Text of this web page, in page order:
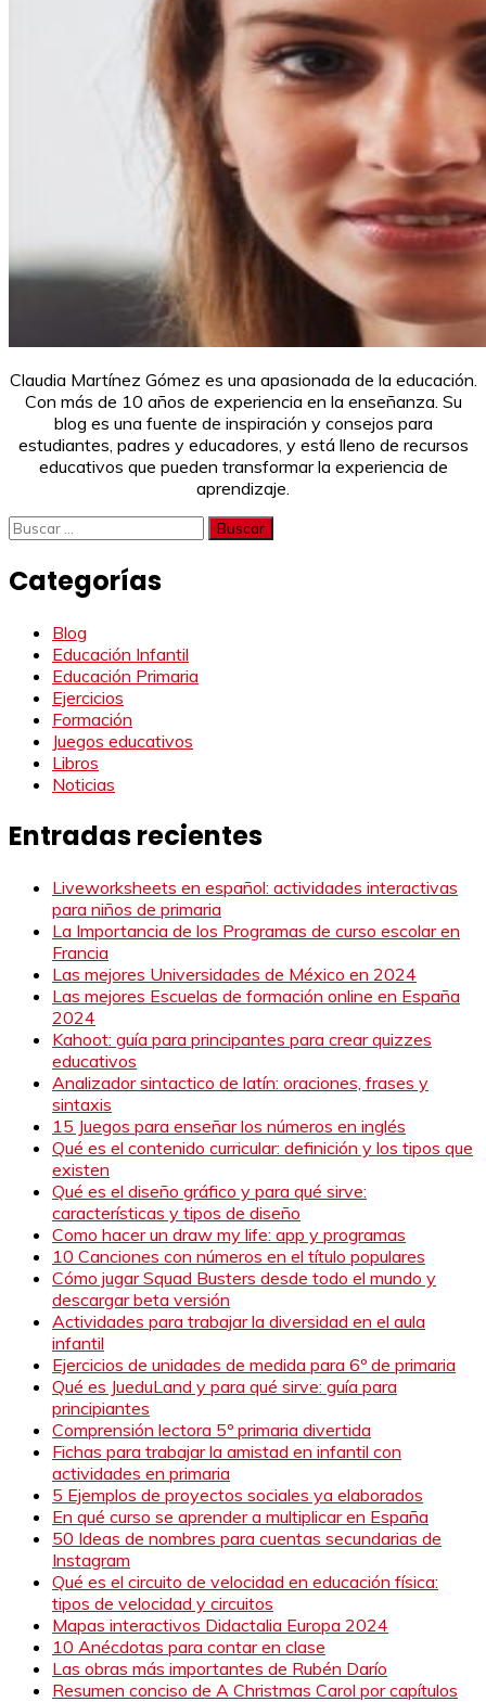
Claudia Martínez Gómez es una apasionada de la educación.
Con más de 10 años de experiencia en la enseñanza. Su
blog es una fuente de inspiración y consejos para
estudiantes, padres y educadores, y está lleno de recursos
educativos que pueden transformar la experiencia de
aprendizaje.
Buscar:
Categorías
Blog
Educación Infantil
Educación Primaria
Ejercicios
Formación
Juegos educativos
Libros
Noticias
Entradas recientes
Liveworksheets en español: actividades interactivas
para niños de primaria
La Importancia de los Programas de curso escolar en
Francia
Las mejores Universidades de México en 2024
Las mejores Escuelas de formación online en España
2024
Kahoot: guía para principantes para crear quizzes
educativos
Analizador sintactico de latín: oraciones, frases y
sintaxis
15 Juegos para enseñar los números en inglés
Qué es el contenido curricular: definición y los tipos que
existen
Qué es el diseño gráfico y para qué sirve:
características y tipos de diseño
Como hacer un draw my life: app y programas
10 Canciones con números en el título populares
Cómo jugar Squad Busters desde todo el mundo y
descargar beta versión
Actividades para trabajar la diversidad en el aula
infantil
Ejercicios de unidades de medida para 6º de primaria
Qué es JueduLand y para qué sirve: guía para
principiantes
Comprensión lectora 5º primaria divertida
Fichas para trabajar la amistad en infantil con
actividades en primaria
5 Ejemplos de proyectos sociales ya elaborados
En qué curso se aprender a multiplicar en España
50 Ideas de nombres para cuentas secundarias de
Instagram
Qué es el circuito de velocidad en educación física:
tipos de velocidad y circuitos
Mapas interactivos Didactalia Europa 2024
10 Anécdotas para contar en clase
Las obras más importantes de Rubén Darío
Resumen conciso de A Christmas Carol por capítulos